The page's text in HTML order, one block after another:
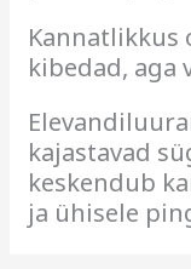
Kannatlikkus
kibedad, aga
kajastavad
keskendub
ja ühisele